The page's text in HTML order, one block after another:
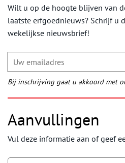
Wilt u op de hoogte blijven van
laatste erfgoednieuws? Schrijf u
wekelijkse nieuwsbrief!
Bij inschrijving gaat u akkoord met
Aanvullingen
Vul deze informatie aan of geef